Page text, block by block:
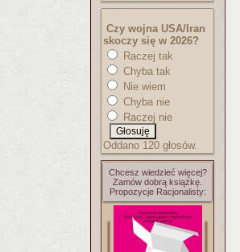
Czy wojna USA/Iran
skoczy się w 2026?
Raczej tak
Chyba tak
Nie wiem
Chyba nie
Raczej nie
Oddano 120 głosów.
Chcesz wiedzieć więcej?
Zamów dobrą książkę.
Propozycje Racjonalisty: